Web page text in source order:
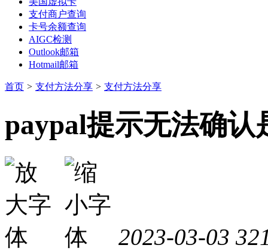
支付商户查询
卡号余额查询
AIGC检测
Outlook邮箱
Hotmail邮箱
首页 > 支付方法分享 > 支付方法分享
paypal提示无法确认
2023-03-03